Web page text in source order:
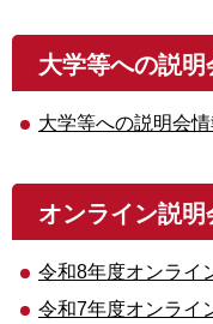
大学等への説明
大学等への説明会情
オンライン説明
令和8年度オンライ
令和7年度オンライ